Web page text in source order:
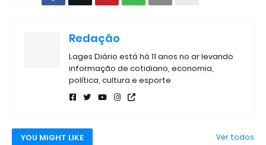
Redação
Lages Diário está há 11 anos no ar levando
informação de cotidiano, economia,
política, cultura e esporte
YOU MIGHT LIKE Ver todos